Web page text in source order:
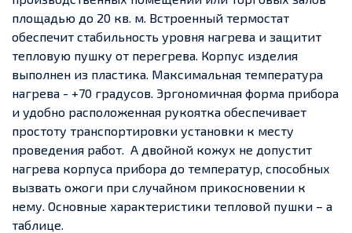
площадью до 20 кв. м. Встроенный термостат
обеспечит стабильность уровня нагрева и защитит
тепловую пушку от перегрева. Корпус изделия
выполнен из пластика. Максимальная температура
нагрева - +70 градусов. Эргономичная форма прибора
и удобно расположенная рукоятка обеспечивает
простоту транспортировки установки к месту
проведения работ. А двойной кожух не допустит
нагрева корпуса прибора до температур, способных
вызвать ожоги при случайном прикосновении к
нему. Основные характеристики тепловой пушки – а
таблице.